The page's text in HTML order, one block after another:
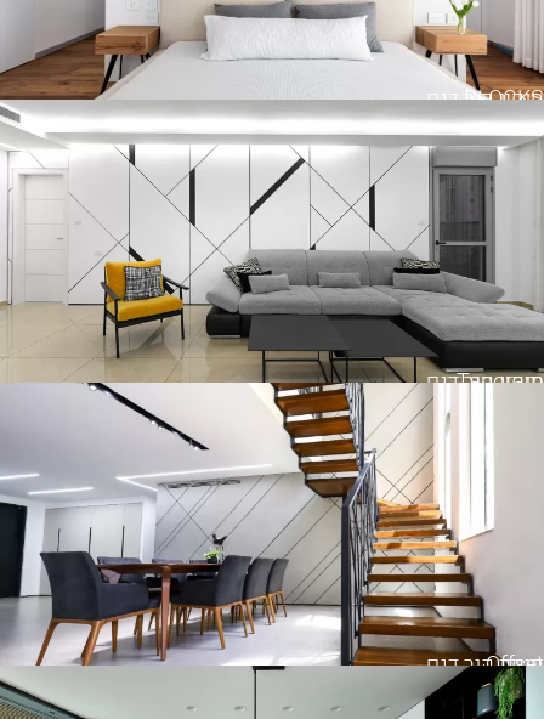
חיפוי קיר דגם
BLOCKS
חיפוי קיר דגם
Tangram
חיפוי קיר דגם
Offset